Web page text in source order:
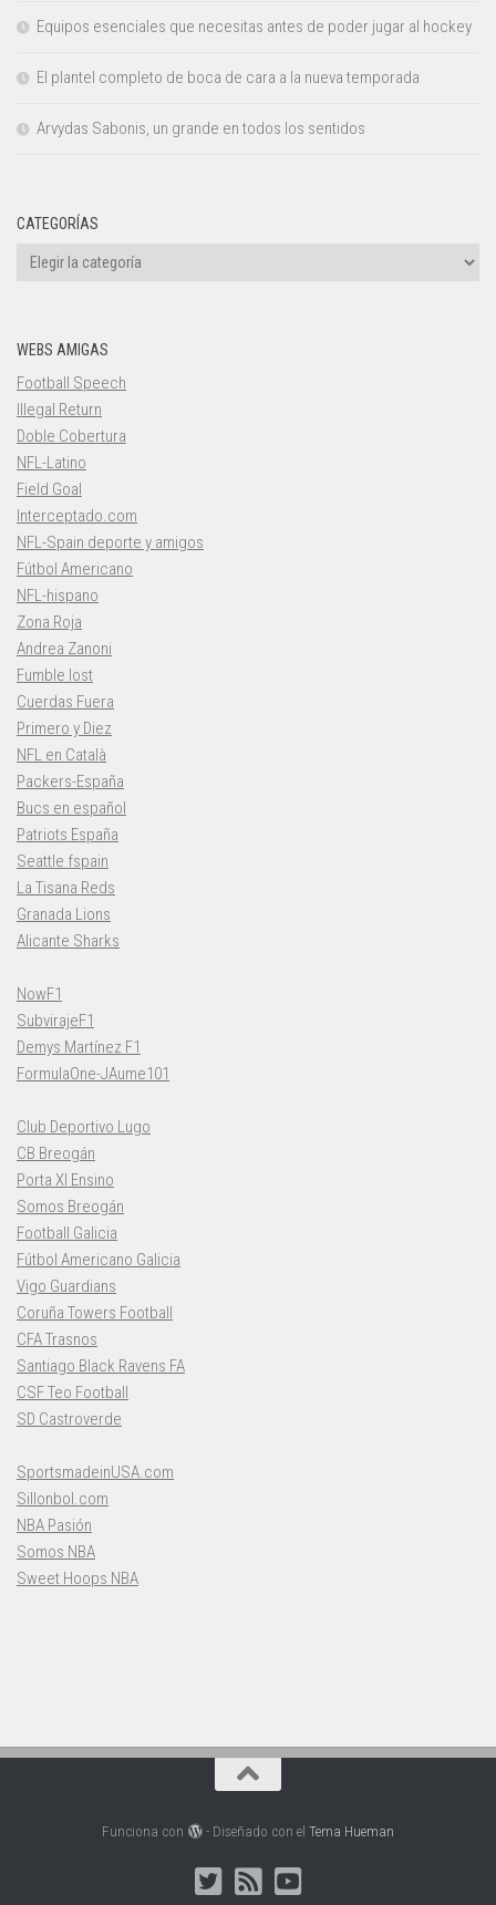
Equipos esenciales que necesitas antes de poder jugar al hockey
El plantel completo de boca de cara a la nueva temporada
Arvydas Sabonis, un grande en todos los sentidos
CATEGORÍAS
Categorías
WEBS AMIGAS
Football Speech
Illegal Return
Doble Cobertura
NFL-Latino
Field Goal
Interceptado.com
NFL-Spain deporte y amigos
Fútbol Americano
NFL-hispano
Zona Roja
Andrea Zanoni
Fumble lost
Cuerdas Fuera
Primero y Diez
NFL en Català
Packers-España
Bucs en español
Patriots España
Seattle fspain
La Tisana Reds
Granada Lions
Alicante Sharks
NowF1
SubvirajeF1
Demys Martínez F1
FormulaOne-JAume101
Club Deportivo Lugo
CB Breogán
Porta XI Ensino
Somos Breogán
Football Galicia
Fútbol Americano Galicia
Vigo Guardians
Coruña Towers Football
CFA Trasnos
Santiago Black Ravens FA
CSF Teo Football
SD Castroverde
SportsmadeinUSA.com
Sillonbol.com
NBA Pasión
Somos NBA
Sweet Hoops NBA
Funciona con - Diseñado con el Tema Hueman